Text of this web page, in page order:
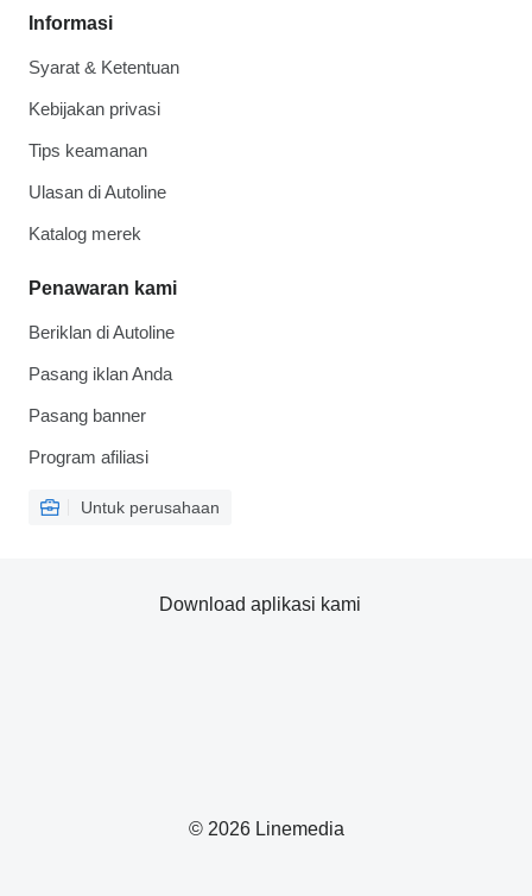
Informasi
Syarat & Ketentuan
Kebijakan privasi
Tips keamanan
Ulasan di Autoline
Katalog merek
Penawaran kami
Beriklan di Autoline
Pasang iklan Anda
Pasang banner
Program afiliasi
Untuk perusahaan
© 2026 Linemedia
Download aplikasi kami